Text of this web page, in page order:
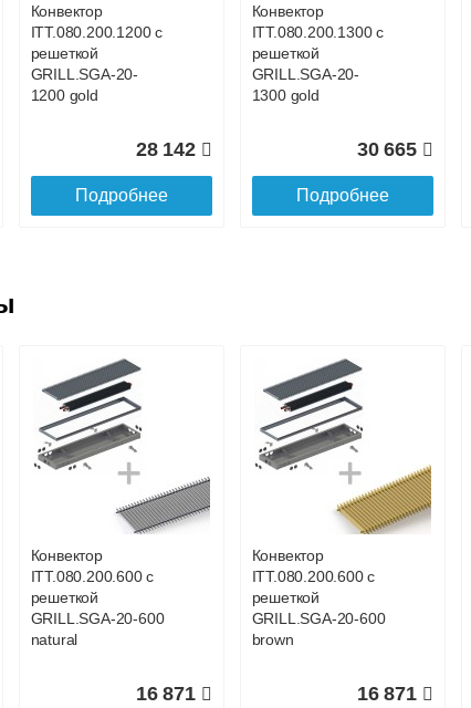
Конвектор
ITT.080.200.1200 с
решеткой
GRILL.SGA-20-
1200 gold
28 142
Подробнее
Конвектор
ITT.080.200.1300 с
решеткой
GRILL.SGA-20-
1300 gold
30 665
Подробнее
Конвектор
ITT.080.200.700 с
GRILL.SGA-20-700
19 056
Подробнее
Конвектор
ITT.080.200.1100 с
GRILL.SGA-20-
26 519
Конвектор
ITT.080.200.600 с
решеткой
GRILL.SGA-20-600
natural
16 871
Конвектор
ITT.080.200.600 с
решеткой
GRILL.SGA-20-600
brown
16 871